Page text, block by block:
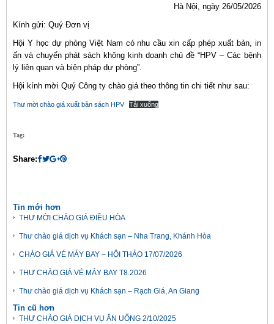
Hà Nội, ngày 26/05/2026
Kính gửi: Quý Đơn vị
Hội Y học dự phòng Việt Nam có nhu cầu xin cấp phép xuất bản, in
ấn và chuyển phát sách không kinh doanh chủ đề “HPV – Các bệnh
lý liên quan và biện pháp dự phòng”.
Hội kính mời Quý Công ty chào giá theo thông tin chi tiết như sau:
Thư mời chào giá xuất bản sách HPV Tải xuống
Tag:
Share:
Tin mới hơn
THƯ MỜI CHÀO GIÁ ĐIỀU HÒA
Thư chào giá dịch vụ Khách sạn – Nha Trang, Khánh Hòa
CHÀO GIÁ VÉ MÁY BAY – HỘI THẢO 17/07/2026
THƯ CHÀO GIÁ VÉ MÁY BAY T8.2026
Thư chào giá dịch vụ Khách sạn – Rạch Giá, An Giang
Tin cũ hơn
THƯ CHÀO GIÁ DỊCH VỤ ĂN UỐNG 2/10/2025